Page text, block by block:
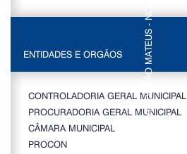
ENTIDADES E ORGÃOS
CONTROLADORIA GERAL MUNICIPAL
PROCURADORIA GERAL MUNICIPAL
CÂMARA MUNICIPAL
PROCON